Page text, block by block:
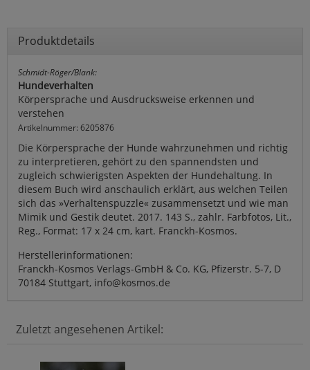
Produktdetails
Schmidt-Röger/Blank:
Hundeverhalten
Körpersprache und Ausdrucksweise erkennen und
verstehen
Artikelnummer: 6205876
Die Körpersprache der Hunde wahrzunehmen und richtig
zu interpretieren, gehört zu den spannendsten und
zugleich schwierigsten Aspekten der Hundehaltung. In
diesem Buch wird anschaulich erklärt, aus welchen Teilen
sich das »Verhaltenspuzzle« zusammensetzt und wie man
Mimik und Gestik deutet. 2017. 143 S., zahlr. Farbfotos, Lit.,
Reg., Format: 17 x 24 cm, kart. Franckh-Kosmos.
Herstellerinformationen:
Franckh-Kosmos Verlags-GmbH & Co. KG, Pfizerstr. 5-7, D
70184 Stuttgart, info@kosmos.de
Zuletzt angesehenen Artikel: